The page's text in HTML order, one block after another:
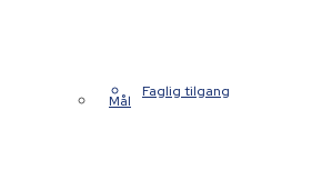
Faglig tilgang
Målgruppe